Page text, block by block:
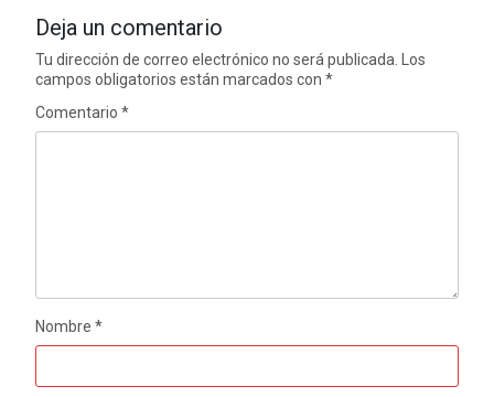
Deja un comentario
Tu dirección de correo electrónico no será publicada.
Los
campos obligatorios están marcados con*
Comentario*
Nombre*